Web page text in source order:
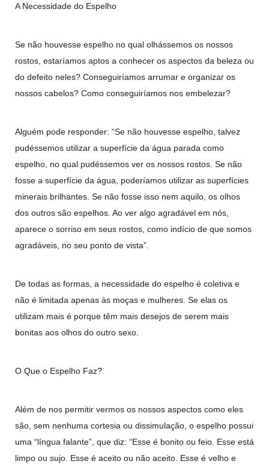
10 DE NOVEMBRO DE 2013
(A.S.)
data em que relembramos o martírio do quarto Imam dos
muçulmanos, o Imam Ali Ibn Al-Hussein Ibn Ali Ibn Abi Táleb
(A.S.), conhecido por “Zein Al-Ábidin” (Formosura
3 DE JULHO DE 2014
Centro Islâmico no Brasil recebe o ex-
ministro das Relações Exteriores da
República Islâmica do Irã
Na noite da quinta-feira, 03 de Abril, o Centro Islâmico no
Relações Exteriores da República Islâmica do Irã, Sr. Kamal
A Necessidade do Espelho
Se não houvesse espelho no qual olhássemos os nossos
rostos, estaríamos aptos a conhecer os aspectos da beleza ou
do defeito neles? Conseguiríamos arrumar e organizar os
nossos cabelos? Como conseguiríamos nos embelezar?
Alguém pode responder: “Se não houvesse espelho, talvez
pudéssemos utilizar a superfície da água parada como
espelho, no qual pudéssemos ver os nossos rostos. Se não
fosse a superfície da água, poderíamos utilizar as superfícies
minerais brilhantes. Se não fosse isso nem aquilo, os olhos
dos outros são espelhos. Ao ver algo agradável em nós,
aparece o sorriso em seus rostos, como indício de que somos
agradáveis, no seu ponto de vista”.
De todas as formas, a necessidade do espelho é coletiva e
não é limitada apenas às moças e mulheres. Se elas os
utilizam mais é porque têm mais desejos de serem mais
bonitas aos olhos do outro sexo.
O Que o Espelho Faz?
Além de nos permitir vermos os nossos aspectos como eles
são, sem nenhuma cortesia ou dissimulação, o espelho possui
uma “língua falante”, que diz: “Esse é bonito ou feio. Esse está
limpo ou sujo. Esse é aceito ou não aceito. Esse é velho e